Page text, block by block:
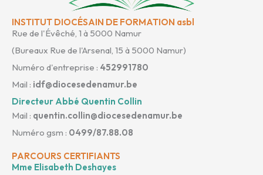
INSTITUT DIOCÉSAIN DE FORMATION asbl
Rue de l'Évêché, 1 à 5000 Namur
(Bureaux Rue de l'Arsenal, 15 à 5000 Namur)
Numéro d'entreprise : 452991780
Mail : idf@diocesedenamur.be
Directeur Abbé Quentin Collin
Mail : quentin.collin@diocesedenamur.be
Numéro gsm : 0499/87.88.08
PARCOURS CERTIFIANTS
Mme Elisabeth Deshayes